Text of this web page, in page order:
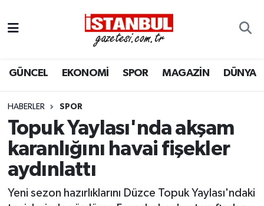
GÜNCEL EKONOMİ SPOR MAGAZİN DÜNYA
HABERLER SPOR
Topuk Yaylası'nda akşam
karanlığını havai fişekler
aydınlattı
Yeni sezon hazırlıklarını Düzce Topuk Yaylası'ndaki
EKONOMİ
İSTANBUL
DÜNYA
SPOR
MAGAZİN
Nöbetçi Eczaneler
Hava Durumu
Trafik Durumu
Süper Lig Puan Durumu ve Fikstür
Tüm Manşetler
Son Dakika Haberleri